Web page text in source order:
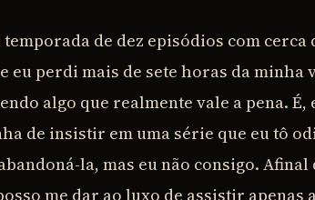
de dez episódios com cerca
eu perdi mais de sete horas da minha
algo que realmente vale a pena. É,
de insistir em uma série que eu tô
la, mas eu não consigo.
me dar ao luxo de assistir apenas